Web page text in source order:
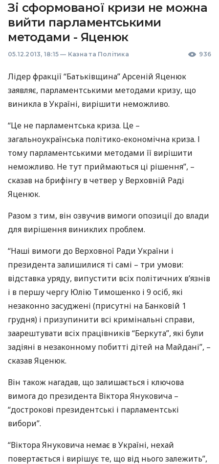
Зі сформованої кризи не можна
вийти парламентськими
методами - Яценюк
05.12.2013, 18:15 — Казна та Політика 936
Лідер фракції “Батьківщина” Арсеній Яценюк
заявляє, парламентськими методами кризу, що
виникла в Україні, вирішити неможливо.
“Це не парламентська криза. Це –
загальноукраїнська політико-економічна криза. І
тому парламентськими методами її вирішити
неможливо. Не тут приймаються ці рішення”, –
сказав на брифінгу в четвер у Верховній Раді
Яценюк.
Разом з тим, він озвучив вимоги опозиції до влади
для вирішення виниклих проблем.
“Наші вимоги до Верховної Ради України і
президента залишилися ті самі – три умови:
відставка уряду, випустити всіх політичних в’язнів
і в першу чергу Юлію Тимошенко і 9 осіб, які
незаконно засуджені (присутні на Банковій 1
грудня) і призупинити всі кримінальні справи,
заарештувати всіх працівників “Беркута”, які були
задіяні в незаконному побитті дітей на Майдані”, –
сказав Яценюк.
Він також нагадав, що залишається і ключова
вимога до президента Віктора Януковича –
“дострокові президентські і парламентські
вибори”.
“Віктора Януковича немає в Україні, нехай
повертається і вирішує те, що від нього залежить”,